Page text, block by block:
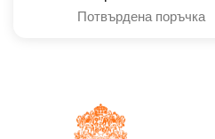
Потвърдена поръчка